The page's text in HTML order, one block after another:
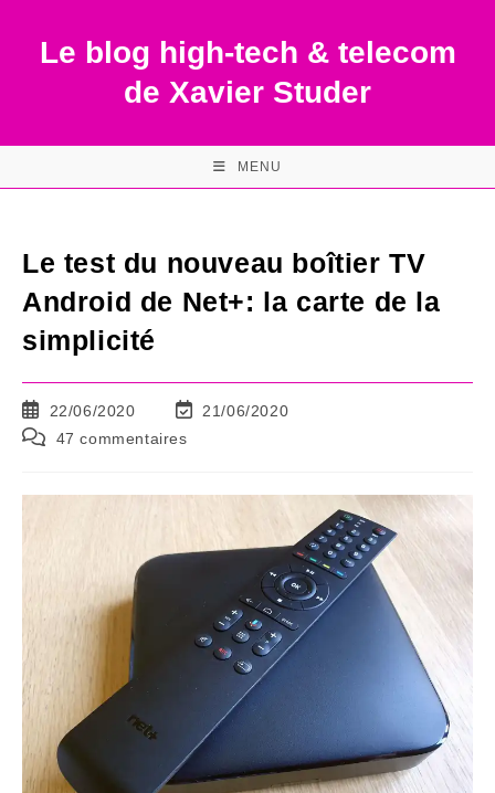
contentLe blog high-tech & telecom
de Xavier Studer
MENU
Le test du nouveau boîtier TV
Android de Net+: la carte de la
simplicité
Publication
publiée :
22/06/2020
Dernière
publication :
21/06/2020
Commentaires
publication :
47 commentaires